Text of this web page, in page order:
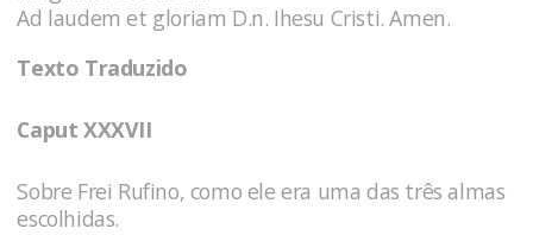
Ad laudem et gloriam D.n. Ihesu Cristi. Amen.
Texto Traduzido
Caput XXXVII
Sobre Frei Rufino, como ele era uma das três almas
escolhidas.